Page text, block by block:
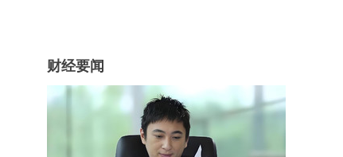
财经要闻